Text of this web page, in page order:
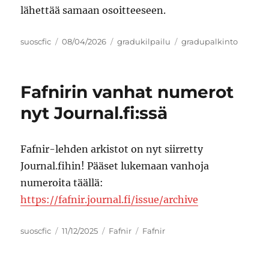
lähettää samaan osoitteeseen.
Author
suoscfic
Posted
08/04/2026 Categories
gradukilpailu Tags
gradupalkinto
Fafnirin vanhat numerot
nyt Journal.fi:ssä
Fafnir-lehden arkistot on nyt siirretty
Journal.fihin! Pääset lukemaan vanhoja
numeroita täällä:
https://fafnir.journal.fi/issue/archive
Author
suoscfic
Posted
11/12/2025 Categories
Fafnir Tags
Fafnir